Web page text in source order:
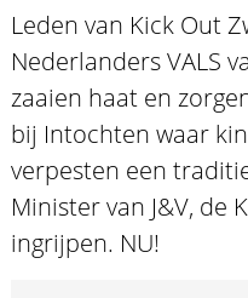
Leden van Kick Out
Nederlanders VALS
zaaien haat en
bij Intochten waar
verpesten een
Minister van J&V, de
ingrijpen. NU!